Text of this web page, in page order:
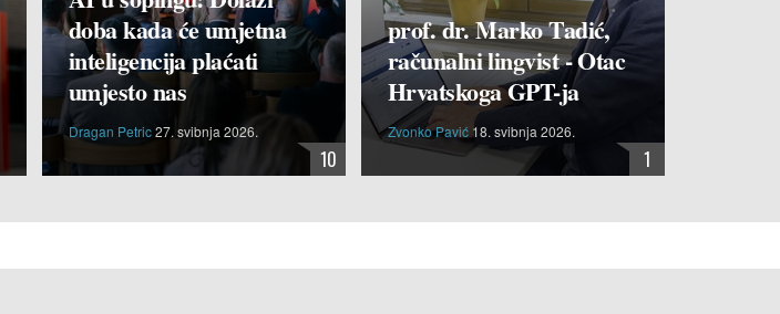
doba kada će umjetna
inteligencija plaćati
umjesto nas
Dragan Petric27. svibnja 2026.
10
prof. dr. Marko Tadić,
računalni lingvist - Otac
Hrvatskoga GPT-ja
Zvonko Pavić 18. svibnja 2026.
1